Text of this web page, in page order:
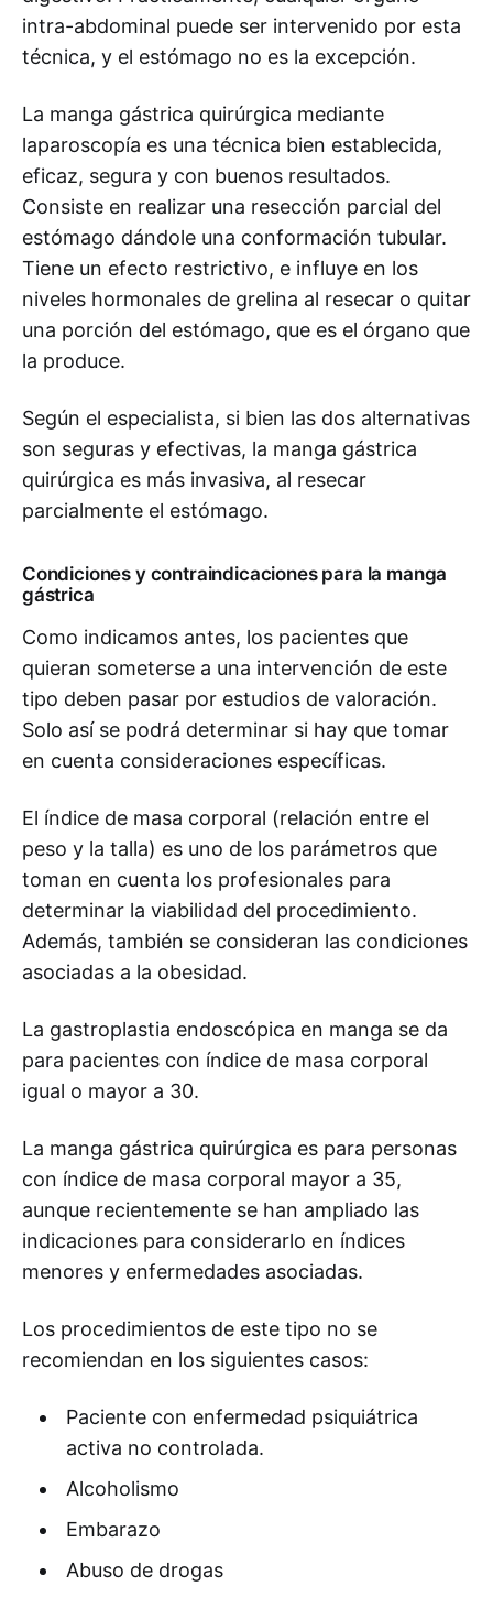
intra-abdominal puede ser intervenido por esta
técnica, y el estómago no es la excepción.
La manga gástrica quirúrgica mediante
laparoscopía es una técnica bien establecida,
eficaz, segura y con buenos resultados.
Consiste en realizar una resección parcial del
estómago dándole una conformación tubular.
Tiene un efecto restrictivo, e influye en los
niveles hormonales de grelina al resecar o quitar
una porción del estómago, que es el órgano que
la produce.
Según el especialista, si bien las dos alternativas
son seguras y efectivas, la manga gástrica
quirúrgica es más invasiva, al resecar
parcialmente el estómago.
Condiciones y contraindicaciones para la manga
gástrica
Como indicamos antes, los pacientes que
quieran someterse a una intervención de este
tipo deben pasar por estudios de valoración.
Solo así se podrá determinar si hay que tomar
en cuenta consideraciones específicas.
El índice de masa corporal (relación entre el
peso y la talla) es uno de los parámetros que
toman en cuenta los profesionales para
determinar la viabilidad del procedimiento.
Además, también se consideran las condiciones
asociadas a la obesidad.
La gastroplastia endoscópica en manga se da
para pacientes con índice de masa corporal
igual o mayor a 30.
La manga gástrica quirúrgica es para personas
con índice de masa corporal mayor a 35,
aunque recientemente se han ampliado las
indicaciones para considerarlo en índices
menores y enfermedades asociadas.
Los procedimientos de este tipo no se
recomiendan en los siguientes casos:
Paciente con enfermedad psiquiátrica
activa no controlada.
Alcoholismo
Embarazo
Abuso de drogas